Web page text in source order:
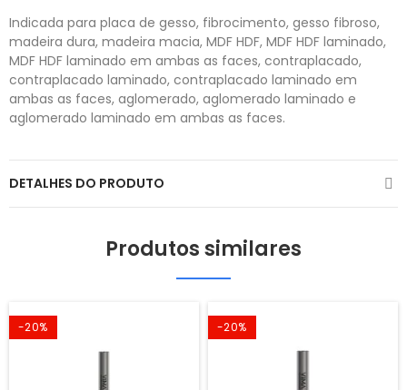
Indicada para placa de gesso, fibrocimento, gesso fibroso,
madeira dura, madeira macia, MDF HDF, MDF HDF laminado,
MDF HDF laminado em ambas as faces, contraplacado,
contraplacado laminado, contraplacado laminado em
ambas as faces, aglomerado, aglomerado laminado e
aglomerado laminado em ambas as faces.
DETALHES DO PRODUTO
Produtos similares
-20% -20%